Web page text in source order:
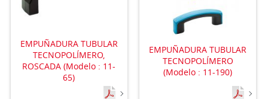
EMPUÑADURA TUBULAR
TECNOPOLÍMERO,
ROSCADA (Modelo : 11-
65)
EMPUÑADURA TUBULAR
TECNOPOLÍMERO
(Modelo : 11-190)